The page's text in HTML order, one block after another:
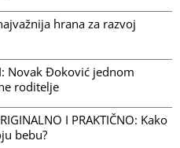
hrana za razvoj
Novak Đoković jednom
roditelje
I PRAKTIČNO: Kako
bebu?